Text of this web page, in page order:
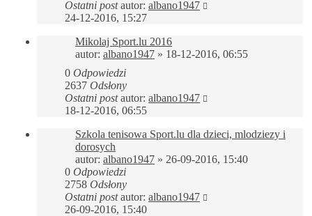
Ostatni postautor: albano1947
24-12-2016, 15:27
Mikolaj Sport.lu 2016
autor: albano1947 » 18-12-2016, 06:55
0 Odpowiedzi
2637 Odsłony
Ostatni postautor: albano1947
18-12-2016, 06:55
Szkola tenisowa Sport.lu dla dzieci, mlodziezy i
dorosych
autor: albano1947 » 26-09-2016, 15:40
0 Odpowiedzi
2758 Odsłony
Ostatni postautor: albano1947
26-09-2016, 15:40